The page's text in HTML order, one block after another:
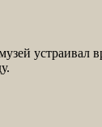
устраивал